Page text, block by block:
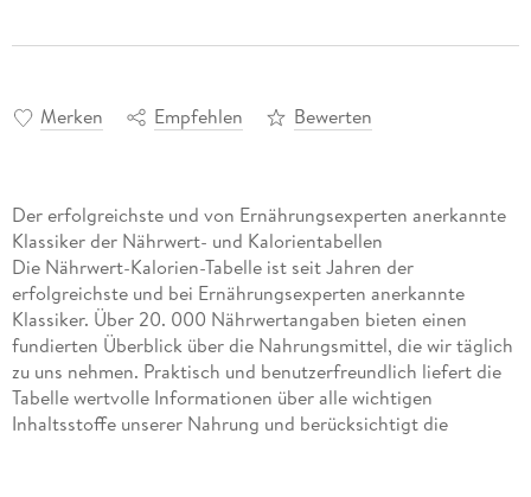
Merken Empfehlen Bewerten
Der erfolgreichste und von Ernährungsexperten anerkannte
Klassiker der Nährwert- und Kalorientabellen
Die Nährwert-Kalorien-Tabelle ist seit Jahren der
erfolgreichste und bei Ernährungsexperten anerkannte
Klassiker. Über 20. 000 Nährwertangaben bieten einen
fundierten Überblick über die Nahrungsmittel, die wir täglich
zu uns nehmen. Praktisch und benutzerfreundlich liefert die
Tabelle wertvolle Informationen über alle wichtigen
Inhaltsstoffe unserer Nahrung und berücksichtigt die